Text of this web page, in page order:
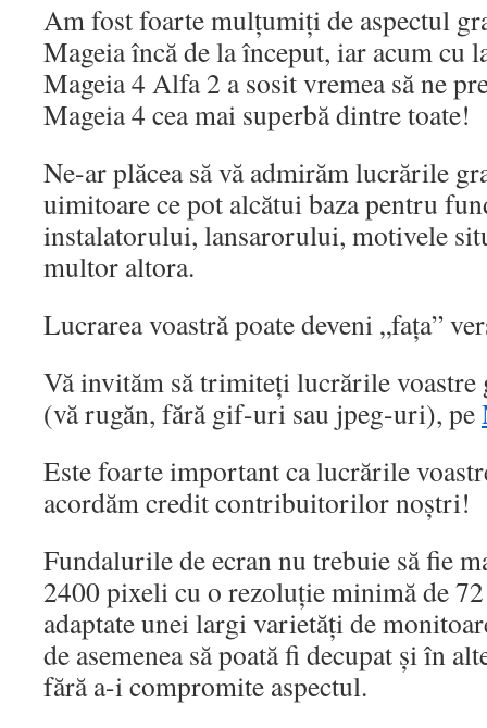
Am fost foarte mulțumiți de aspectul
Mageia încă de la început, iar acum cu
Mageia 4 Alfa 2 a sosit vremea să ne
Mageia 4 cea mai superbă dintre toate!
Ne-ar plăcea să vă admirăm lucrările
uimitoare ce pot alcătui baza pentru
instalatorului, lansarorului, motivele
multor altora.
Lucrarea voastră poate deveni „fața”
Vă invităm să trimiteți lucrările
(vă rugăn, fără gif-uri sau jpeg-uri), pe
Este foarte important ca lucrările
acordăm credit contribuitorilor noștri!
Fundalurile de ecran nu trebuie să fie
2400 pixeli cu o rezoluție minimă de
adaptate unei largi varietăți de
de asemenea să poată fi decupat și în
fără a-i compromite aspectul.